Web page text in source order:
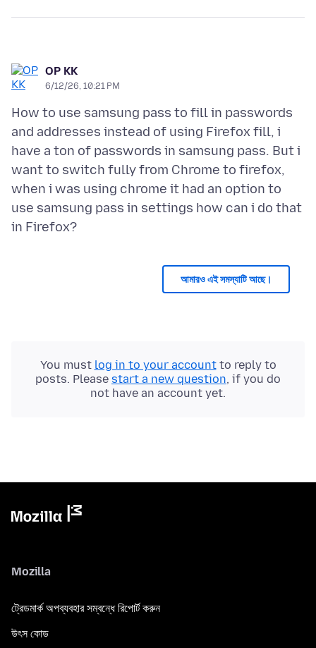
OP KK
6/12/26, 10:21 PM
How to use samsung pass to fill in passwords
and addresses instead of using Firefox fill, i
have a ton of passwords in samsung pass. But i
want to switch fully from Chrome to firefox,
when i was using chrome it had an option to
use samsung pass in settings how can i do that
আমারও এই সমস্যাটি আছে।
You must log in to your accountto reply to
posts. Please start a new question, if you do
not have an account yet.
Mozilla
ট্রেডমার্ক অপব্যবহার সম্বন্ধে রিপোর্ট করুন
উৎস কোড